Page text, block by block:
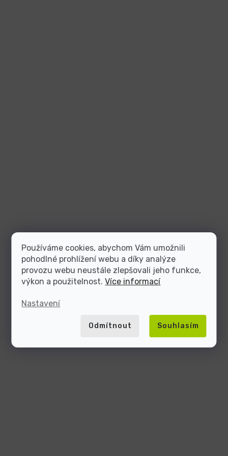
Používáme cookies, abychom Vám umožnili
pohodlné prohlížení webu a díky analýze
provozu webu neustále zlepšovali jeho funkce,
výkon a použitelnost.Více informací
Nastavení
Odmítnout Souhlasím